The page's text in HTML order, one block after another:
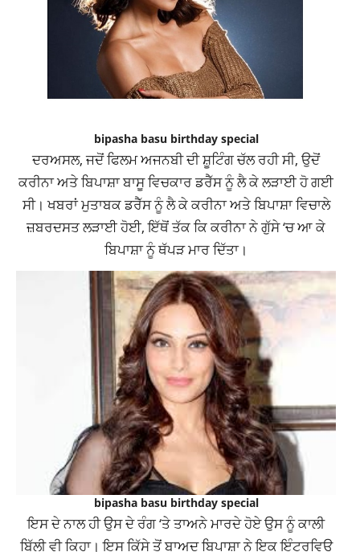
bipasha basu birthday special
ਦਰਅਸਲ, ਜਦੋਂ ਫਿਲਮ ਅਜਨਬੀ ਦੀ ਸ਼ੂਟਿੰਗ ਚੱਲ ਰਹੀ ਸੀ, ਉਦੋਂ
ਕਰੀਨਾ ਅਤੇ ਬਿਪਾਸ਼ਾ ਬਾਸੂ ਵਿਚਕਾਰ ਡਰੈੱਸ ਨੂੰ ਲੈ ਕੇ ਲੜਾਈ ਹੋ ਗਈ
ਸੀ। ਖਬਰਾਂ ਮੁਤਾਬਕ ਡਰੈੱਸ ਨੂੰ ਲੈ ਕੇ ਕਰੀਨਾ ਅਤੇ ਬਿਪਾਸ਼ਾ ਵਿਚਾਲੇ
ਜ਼ਬਰਦਸਤ ਲੜਾਈ ਹੋਈ, ਇੱਥੋਂ ਤੱਕ ਕਿ ਕਰੀਨਾ ਨੇ ਗੁੱਸੇ ‘ਚ ਆ ਕੇ
ਬਿਪਾਸ਼ਾ ਨੂੰ ਥੱਪੜ ਮਾਰ ਦਿੱਤਾ।
bipasha basu birthday special
ਇਸ ਦੇ ਨਾਲ ਹੀ ਉਸ ਦੇ ਰੰਗ ‘ਤੇ ਤਾਅਨੇ ਮਾਰਦੇ ਹੋਏ ਉਸ ਨੂੰ ਕਾਲੀ
ਬਿੱਲੀ ਵੀ ਕਿਹਾ। ਇਸ ਕਿੱਸੇ ਤੋਂ ਬਾਅਦ ਬਿਪਾਸ਼ਾ ਨੇ ਇਕ ਇੰਟਰਵਿਊ